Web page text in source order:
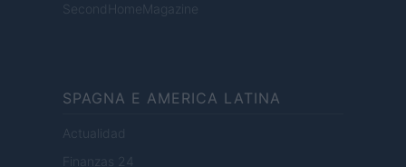
SecondHomeMagazine
SPAGNA E AMERICA LATINA
Actualidad
Finanzas 24